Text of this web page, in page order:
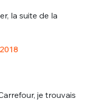
la suite de la
je trouvais